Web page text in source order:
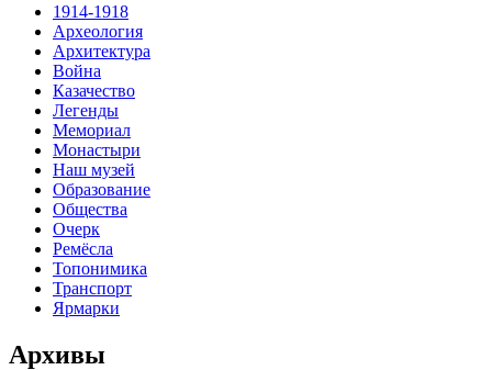
1914-1918
Археология
Архитектура
Война
Казачество
Легенды
Мемориал
Монастыри
Наш музей
Образование
Общества
Очерк
Ремёсла
Топонимика
Транспорт
Ярмарки
Архивы